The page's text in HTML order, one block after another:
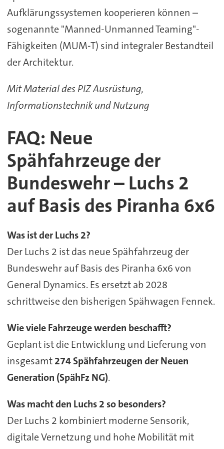
Aufklärungssystemen kooperieren können –
sogenannte "Manned-Unmanned Teaming"-
Fähigkeiten (MUM-T) sind integraler Bestandteil
der Architektur.
Mit Material des PIZ Ausrüstung,
Informationstechnik und Nutzung
FAQ: Neue
Spähfahrzeuge der
Bundeswehr – Luchs 2
auf Basis des Piranha 6x6
Was ist der Luchs 2?
Der Luchs 2 ist das neue Spähfahrzeug der
Bundeswehr auf Basis des Piranha 6x6 von
General Dynamics. Es ersetzt ab 2028
schrittweise den bisherigen Spähwagen Fennek.
Wie viele Fahrzeuge werden beschafft?
Geplant ist die Entwicklung und Lieferung von
insgesamt274 Spähfahrzeugen der Neuen
Generation (SpähFz NG).
Was macht den Luchs 2 so besonders?
Der Luchs 2 kombiniert moderne Sensorik,
digitale Vernetzung und hohe Mobilität mit